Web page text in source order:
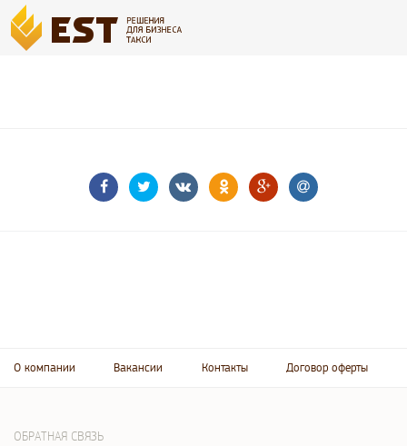
О компании Вакансии Контакты Договор оферты
ОБРАТНАЯ СВЯЗЬ